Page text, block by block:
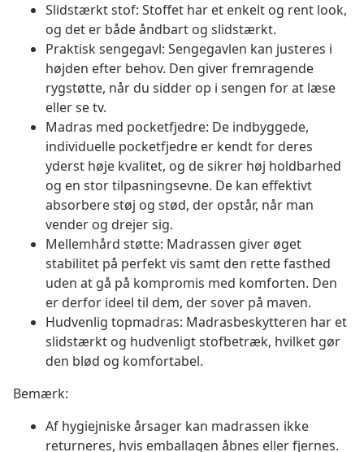
Slidstærkt stof: Stoffet har et enkelt og rent look,
og det er både åndbart og slidstærkt.
Praktisk sengegavl: Sengegavlen kan justeres i
højden efter behov. Den giver fremragende
rygstøtte, når du sidder op i sengen for at læse
eller se tv.
Madras med pocketfjedre: De indbyggede,
individuelle pocketfjedre er kendt for deres
yderst høje kvalitet, og de sikrer høj holdbarhed
og en stor tilpasningsevne. De kan effektivt
absorbere støj og stød, der opstår, når man
vender og drejer sig.
Mellemhård støtte: Madrassen giver øget
stabilitet på perfekt vis samt den rette fasthed
uden at gå på kompromis med komforten. Den
er derfor ideel til dem, der sover på maven.
Hudvenlig topmadras: Madrasbeskytteren har et
slidstærkt og hudvenligt stofbetræk, hvilket gør
den blød og komfortabel.
Bemærk:
Af hygiejniske årsager kan madrassen ikke
returneres, hvis emballagen åbnes eller fjernes.